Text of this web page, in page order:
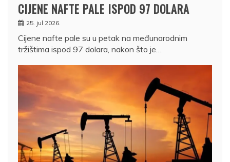
CIJENE NAFTE PALE ISPOD 97 DOLARA
25. jul 2026.
Cijene nafte pale su u petak na međunarodnim
tržištima ispod 97 dolara, nakon što je…